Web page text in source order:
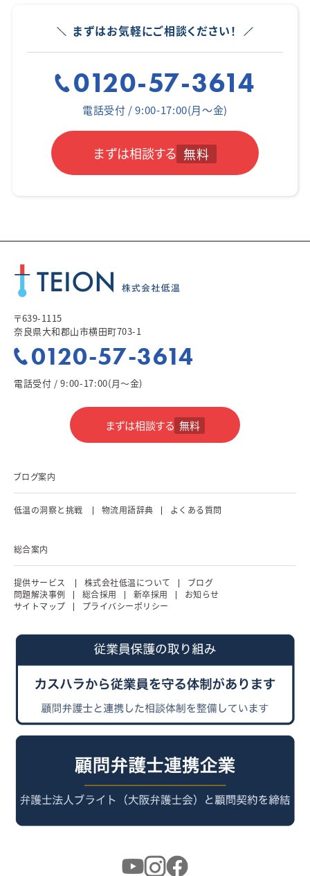
まずはお気軽にご相談ください！
0120-57-3614
電話受付 / 9:00-17:00(月～金)
まずは相談する 無料
〒639-1115
奈良県大和郡山市横田町703-1
0120-57-3614
電話受付 / 9:00-17:00(月～金)
まずは相談する 無料
ブログ案内
低温の洞察と挑戦 物流用語辞典 よくある質問
総合案内
提供サービス 株式会社低温について
ブログ
問題解決事例
総合採用 新卒採用
お知らせ
サイトマップ
プライバシーポリシー